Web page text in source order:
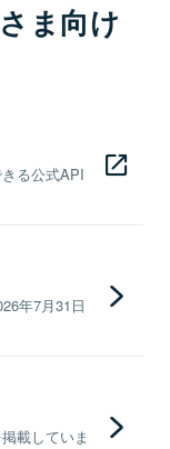
ま向け
る公式API
年7月31日
載していま